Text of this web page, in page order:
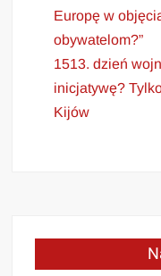
Europę w
obywatelom?”
1513. dzień
inicjatywę?
Kijów